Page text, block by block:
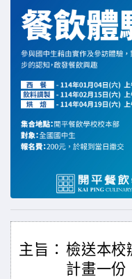
主旨： 檢送本校
計畫一份